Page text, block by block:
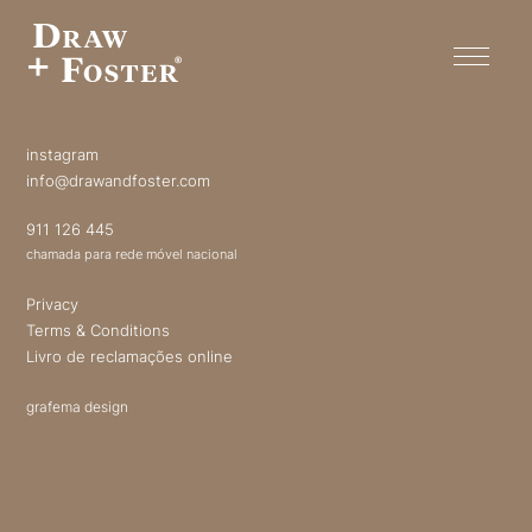
instagram
info@drawandfoster.com
911 126 445
chamada para rede móvel nacional
Privacy
Terms & Conditions
Livro de reclamações online
grafema design